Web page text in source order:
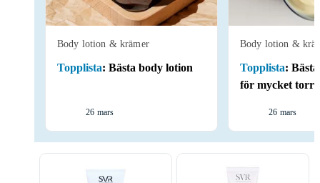
Body lotion & krämer
Topplista: Bästa body lotion
26 mars
Body lotion &
Topplista:
för mycket torr
26 mars